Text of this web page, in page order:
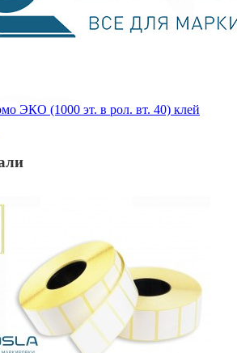
ЭКО (1000 эт. в рол. вт. 40) клей